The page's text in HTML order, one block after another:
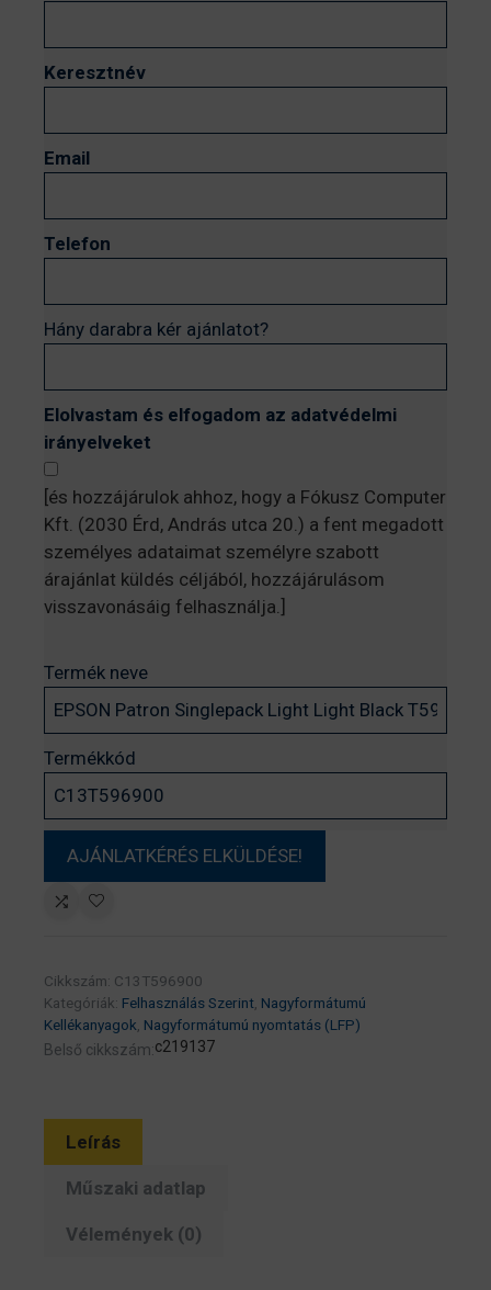
Keresztnév
Email
Telefon
Hány darabra kér ajánlatot?
Elolvastam és elfogadom az adatvédelmi
irányelveket
[és hozzájárulok ahhoz, hogy a Fókusz Computer
Kft. (2030 Érd, András utca 20.) a fent megadott
személyes adataimat személyre szabott
árajánlat küldés céljából, hozzájárulásom
visszavonásáig felhasználja.]
Termék neve
Termékkód
Cikkszám: C13T596900
Kategóriák: Felhasználás Szerint, Nagyformátumú
Kellékanyagok, Nagyformátumú nyomtatás (LFP)
Belső cikkszám:c219137
Leírás
Műszaki adatlap
Vélemények (0)